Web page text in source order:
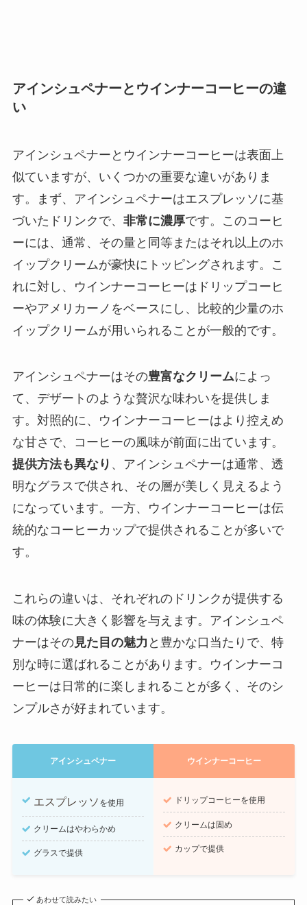
アインシュペナーとウインナーコーヒーの違
い
アインシュペナーとウインナーコーヒーは表面上
似ていますが、いくつかの重要な違いがありま
す。まず、アインシュペナーはエスプレッソに基
づいたドリンクで、 非常に濃厚です。このコーヒ
ーには、通常、その量と同等またはそれ以上のホ
イップクリームが豪快にトッピングされます。こ
れに対し、ウインナーコーヒーはドリップコーヒ
ーやアメリカーノをベースにし、比較的少量のホ
イップクリームが用いられることが一般的です。
アインシュペナーはその豊富なクリームによっ
て、デザートのような贅沢な味わいを提供しま
す。対照的に、ウインナーコーヒーはより控えめ
な甘さで、コーヒーの風味が前面に出ています。
提供方法も異なり 、アインシュペナーは通常、透
明なグラスで供され、その層が美しく見えるよう
になっています。一方、ウインナーコーヒーは伝
統的なコーヒーカップで提供されることが多いで
す。
これらの違いは、それぞれのドリンクが提供する
味の体験に大きく影響を与えます。アインシュペ
ナーはその見た目の魅力 と豊かな口当たりで、特
別な時に選ばれることがあります。ウインナーコ
ーヒーは日常的に楽しまれることが多く、そのシ
ンプルさが好まれています。
アインシュペナー ウインナーコーヒー
エスプレッソ を使用
クリームはやわらかめ
グラスで提供
ドリップコーヒーを使用
クリームは固め
カップで提供
あわせて読みたい